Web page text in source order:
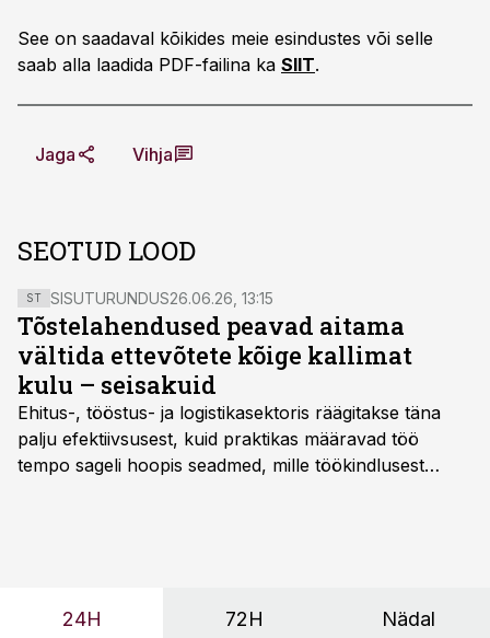
See on saadaval kõikides meie esindustes või selle
saab alla laadida PDF-failina ka SIIT.
Jaga Vihja
SEOTUD LOOD
ST SISUTURUNDUS26.06.26, 13:15
Tõstelahendused peavad aitama
vältida ettevõtete kõige kallimat
kulu – seisakuid
Ehitus-, tööstus- ja logistikasektoris räägitakse täna
palju efektiivsusest, kuid praktikas määravad töö
tempo sageli hoopis seadmed, mille töökindlusest
24H 72H Nädal